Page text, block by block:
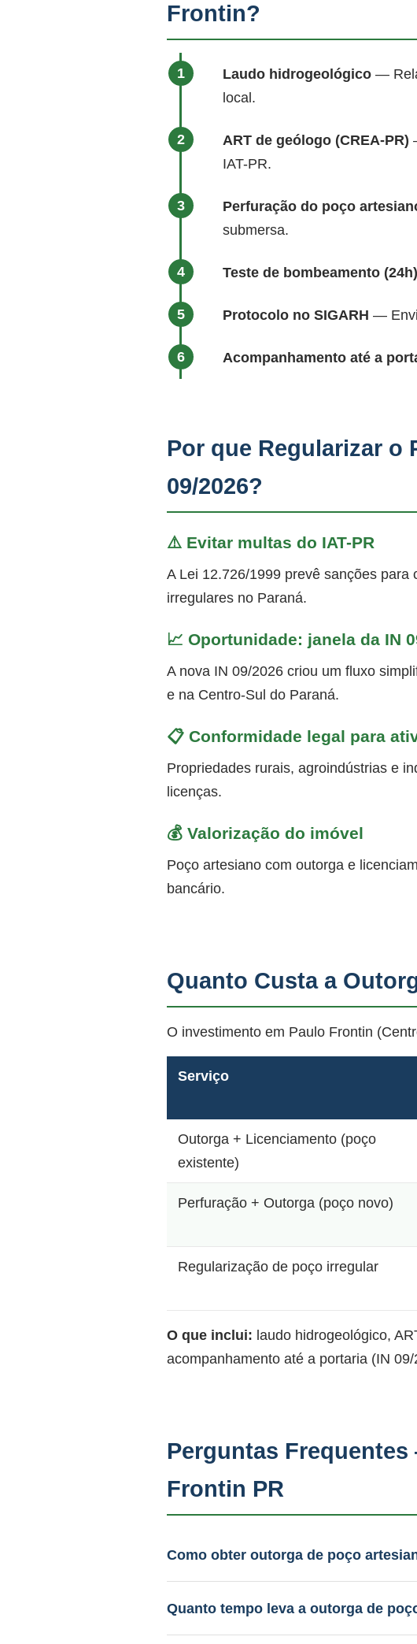
Frontin?
Laudo hidrogeológico —
local.
ART de geólogo (CREA-PR)
IAT-PR.
Perfuração do poço
submersa.
Teste de bombeamento (24h)
Protocolo no SIGARH —
Acompanhamento até a
Por que Regularizar o
09/2026?
⚠️ Evitar multas do IAT-PR
A Lei 12.726/1999 prevê sanções
irregulares no Paraná.
📈 Oportunidade: janela da IN
A nova IN 09/2026 criou um fluxo
e na Centro-Sul do Paraná.
📋 Conformidade legal para
Propriedades rurais, agroindústrias e
licenças.
💰 Valorização do imóvel
Poço artesiano com outorga e
bancário.
Quanto Custa a
O investimento em Paulo Frontin
Serviço
Outorga + Licenciamento (poço
existente)
Perfuração + Outorga (poço novo)
Regularização de poço irregular
O que inclui: laudo hidrogeológico,
acompanhamento até a portaria (IN 09/
Perguntas
Frontin PR
Como obter outorga de poço
A PAAS prepara todo o dosiê técnico
Com a IN 09/2026, o licenciamento é
Quanto tempo leva a outorga de
De 60 a 120 dias após protocolo